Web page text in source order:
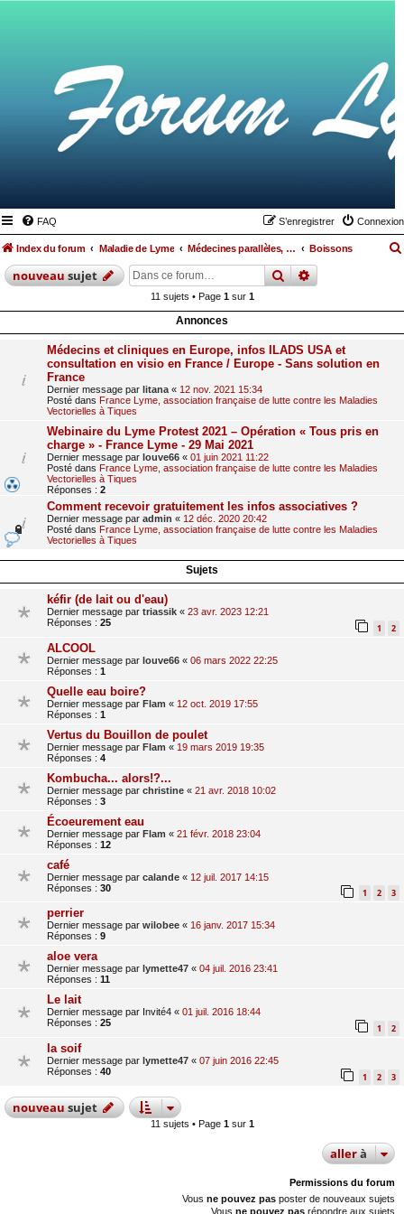
FAQ Connexion
S’enregistrer
Index du forum Maladie de Lyme Médecines parallèles, alimentation et hygiène de vie Boissons
nouveausujet rechercher
recherche
11 sujets • Page 1sur 1
Annonces
Médecins et cliniques en Europe, infos ILADS USA et
consultation en visio en France / Europe - Sans solution en
France
Dernier message par litana « 12 nov. 2021 15:34
Posté dans France Lyme, association française de lutte contre les Maladies
Vectorielles à Tiques
Webinaire du Lyme Protest 2021 – Opération « Tous pris en
charge » - France Lyme - 29 Mai 2021
Dernier message par louve66 « 01 juin 2021 11:22
Posté dans France Lyme, association française de lutte contre les Maladies
Vectorielles à Tiques
Réponses : 2
Comment recevoir gratuitement les infos associatives ?
Dernier message par admin « 12 déc. 2020 20:42
Posté dans France Lyme, association française de lutte contre les Maladies
Vectorielles à Tiques
Sujets
kéfir (de lait ou d'eau)
Dernier message par triassik « 23 avr. 2023 12:21
Réponses : 25 1 2
ALCOOL
Dernier message par louve66 « 06 mars 2022 22:25
Réponses : 1
Quelle eau boire?
Dernier message par Flam « 12 oct. 2019 17:55
Réponses : 1
Vertus du Bouillon de poulet
Dernier message par Flam « 19 mars 2019 19:35
Réponses : 4
Kombucha... alors!?...
Dernier message par christine « 21 avr. 2018 10:02
Réponses : 3
Écoeurement eau
Dernier message par Flam « 21 févr. 2018 23:04
Réponses : 12
café
Dernier message par calande « 12 juil. 2017 14:15
Réponses : 30 1 2 3
perrier
Dernier message par wilobee « 16 janv. 2017 15:34
Réponses : 9
aloe vera
Dernier message par lymette47 « 04 juil. 2016 23:41
Réponses : 11
Le lait
Dernier message par Invité4 « 01 juil. 2016 18:44
Réponses : 25 1 2
la soif
Dernier message par lymette47 « 07 juin 2016 22:45
Réponses : 40 1 2 3
nouveausujet
11 sujets • Page 1sur 1
allerà
Permissions du forum
Vous ne pouvez pas poster de nouveaux sujets
Vous ne pouvez pas répondre aux sujets